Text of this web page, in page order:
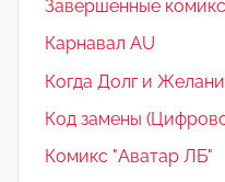
Завершенные
Карнавал AU
Когда Долг и
Код замены
Комикс "Аватар ЛБ"